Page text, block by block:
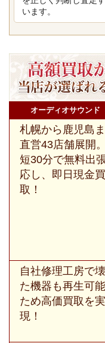
います。
オーディオサウンド
札幌から鹿児島
直営43店舗展開
短30分で無料出
応し、即日現金買
取！
自社修理工房で
た機器も再生可
ため高価買取を実
現！